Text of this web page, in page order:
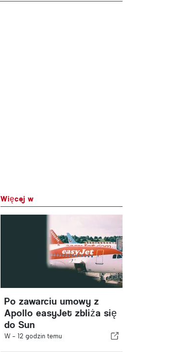
Więcej w
Po zawarciu umowy z
Apollo easyJet zbliża się
do Sun
W - 12 godzin temu